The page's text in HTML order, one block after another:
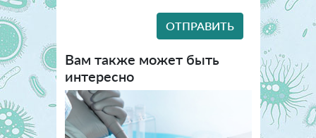
Вам также может быть
интересно